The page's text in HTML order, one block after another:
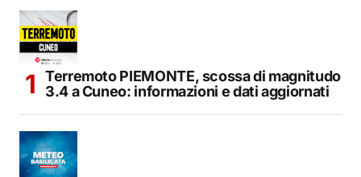
Terremoto PIEMONTE, scossa di magnitudo
3.4 a Cuneo: informazioni e dati aggiornati